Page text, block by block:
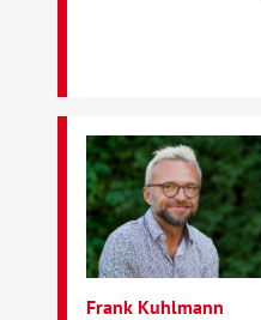
Frank Kuhlmann